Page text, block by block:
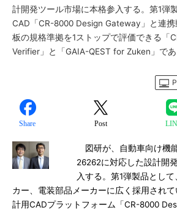
計開発ツール市場に本格参入する。第1弾
CAD「CR-8000 Design Gateway」と連
板の規格準拠を1ストップで評価できる「
Verifier」と「GAIA-QEST for Zuken」であ
Share Post
図研が、自動車向け機
26262に対応した設計開
入する。第1弾製品とし
カー、電装部品メーカーに広く採用され
計用CADプラットフォーム「CR-8000